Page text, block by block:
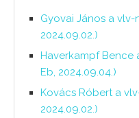
Gyovai János a vlv-
2024.09.02.)
Haverkampf Bence
Eb, 2024.09.04.)
Kovács Róbert a
2024.09.02.)